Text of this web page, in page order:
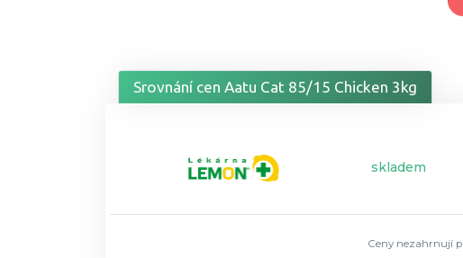
Srovnání cen Aatu Cat 85/15 Chicken 3kg
skladem
Ceny nezahrnují